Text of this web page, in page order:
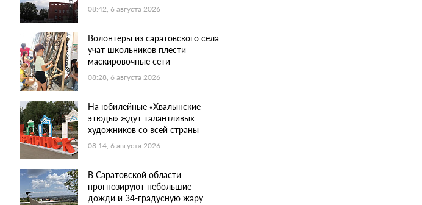
08:42, 6 августа 2026
Волонтеры из саратовского села
учат школьников плести
маскировочные сети
08:28, 6 августа 2026
На юбилейные «Хвалынские
этюды» ждут талантливых
художников со всей страны
08:14, 6 августа 2026
В Саратовской области
прогнозируют небольшие
дожди и 34-градусную жару